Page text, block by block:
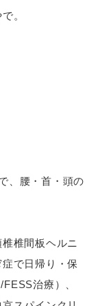
。
、腰・首・頭の
椎間板ヘルニ
で日帰り・保
治療）、